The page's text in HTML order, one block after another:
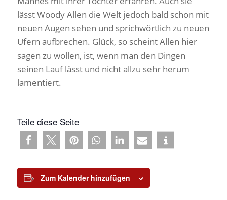
lässt Woody Allen die Welt jedoch bald schon mit
neuen Augen sehen und sprichwörtlich zu neuen
Ufern aufbrechen. Glück, so scheint Allen hier
sagen zu wollen, ist, wenn man den Dingen
seinen Lauf lässt und nicht allzu sehr herum
lamentiert.
Teile diese Seite
Zum Kalender hinzufügen